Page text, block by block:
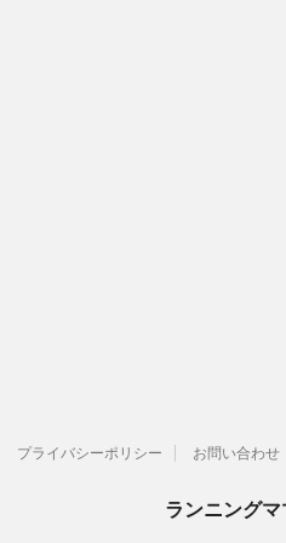
プライバシーポリシー お問い合わせ
ランニングマ